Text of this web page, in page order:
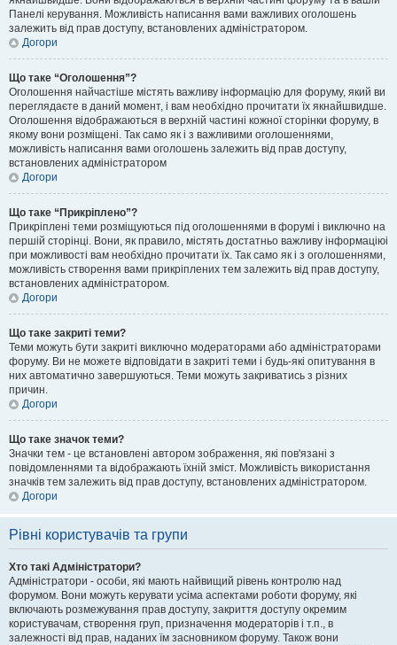
Панелі керування. Можливість написання вами важливих оголошень
залежить від прав доступу, встановлених адміністратором.
Догори
Що таке “Оголошення”?
Оголошення найчастіше містять важливу інформацію для форуму, який ви
переглядаєте в даний момент, і вам необхідно прочитати їх якнайшвидше.
Оголошення відображаються в верхній частині кожної сторінки форуму, в
якому вони розміщені. Так само як і з важливими оголошеннями,
можливість написання вами оголошень залежить від прав доступу,
встановлених адміністратором
Догори
Що таке “Прикріплено”?
Прикріплені теми розміщуються під оголошеннями в форумі і виключно на
першій сторінці. Вони, як правило, містять достатньо важливу інформаціюі
при можливості вам необхідно прочитати їх. Так само як і з оголошеннями,
можливість створення вами прикріплених тем залежить від прав доступу,
встановлених адміністратором.
Догори
Що таке закриті теми?
Теми можуть бути закриті виключно модераторами або адміністраторами
форуму. Ви не можете відповідати в закриті теми і будь-які опитування в
них автоматично завершуються. Теми можуть закриватись з різних
причин.
Догори
Що таке значок теми?
Значки тем - це встановлені автором зображення, які пов'язані з
повідомленнями та відображають їхній зміст. Можливість використання
значків тем залежить від прав доступу, встановлених адміністратором.
Догори
Рівні користувачів та групи
Хто такі Адміністратори?
Адміністратори - особи, які мають найвищий рівень контролю над
форумом. Вони можуть керувати усіма аспектами роботи форуму, які
включають розмежування прав доступу, закриття доступу окремим
користувачам, створення груп, призначення модераторів і т.п., в
залежності від прав, наданих їм засновником форуму. Також вони